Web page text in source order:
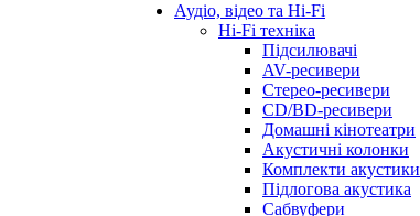
Аудіо, відео та Hi-Fi
Hi-Fi техніка
Підсилювачі
AV-ресивери
Стерео-ресивери
CD/BD-ресивери
Домашні кінотеатри
Акустичні колонки
Комплекти акустики
Підлогова акустика
Сабвуфери